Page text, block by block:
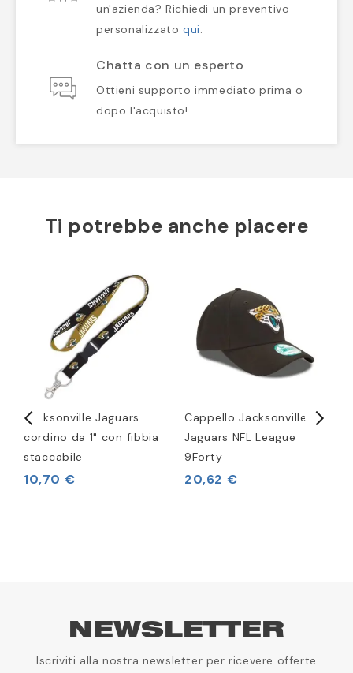
un'azienda? Richiedi un preventivo
personalizzato qui.
Chatta con un esperto
Ottieni supporto immediato prima o
dopo l'acquisto!
Ti potrebbe anche piacere
Jacksonville Jaguars
cordino da 1" con fibbia
staccabile
10,70 €
Cappello Jacksonville
Jaguars NFL League
9Forty
20,62 €
NEWSLETTER
Iscriviti alla nostra newsletter per ricevere offerte